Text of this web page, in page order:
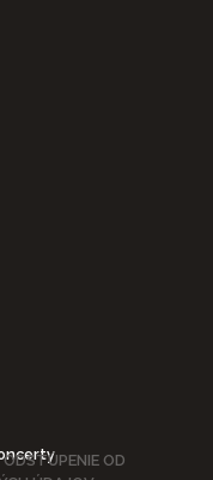
ODSTÚPENIE OD